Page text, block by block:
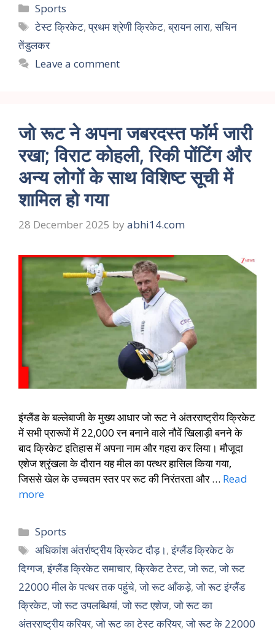
Sports
टेस्ट क्रिकेट,प्रथम श्रेणी क्रिकेट,ब्रायन लारा,सचिन
तेंडुलकर
Leave a comment
जो रूट ने अपना जबरदस्त फॉर्म जारी
रखा; विराट कोहली, रिकी पोंटिंग और
अन्य लोगों के साथ विशिष्ट सूची में
शामिल हो गया
28 December 2025 by abhi14.com
इंग्लैंड के बल्लेबाजी के मुख्य आधार जो रूट ने अंतरराष्ट्रीय क्रिकेट
में सभी प्रारूपों में 22,000 रन बनाने वाले नौवें खिलाड़ी बनने के
बाद क्रिकेट इतिहास में अपना नाम और गहरा कर लिया। मौजूदा
एशेज श्रृंखला के दौरान यह मील का पत्थर हासिल किया गया,
जिससे खेल के उच्चतम स्तर पर रूट की निरंतरता और … Read
more
Sports
अधिकांश अंतर्राष्ट्रीय क्रिकेट दौड़।,इंग्लैंड क्रिकेट के
दिग्गज,इंग्लैंड क्रिकेट समाचार,क्रिकेट टेस्ट,जो रूट,जो रूट
22000 मील के पत्थर तक पहुंचे,जो रूट आँकड़े,जो रूट इंग्लैंड
क्रिकेट,जो रूट उपलब्धियां,जो रूट एशेज,जो रूट का
अंतरराष्ट्रीय करियर,जो रूट का टेस्ट करियर,जो रूट के 22000